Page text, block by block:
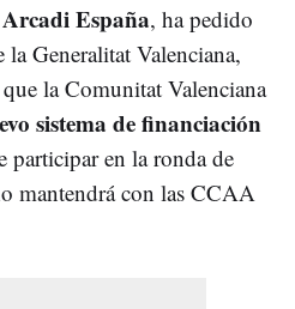
Arcadi España, ha pedido
la Generalitat Valenciana,
la Comunitat Valenciana
sistema de financiación
participar en la ronda de
mantendrá con las CCAA